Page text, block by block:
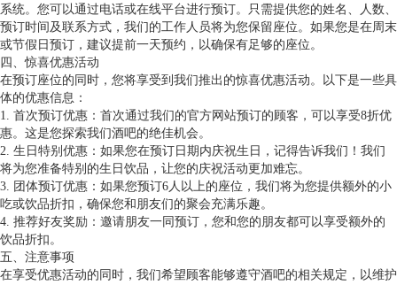
系统。您可以通过电话或在线平台进行预订。只需提供您的姓名、人数、
预订时间及联系方式，我们的工作人员将为您保留座位。如果您是在周末
或节假日预订，建议提前一天预约，以确保有足够的座位。
四、惊喜优惠活动
在预订座位的同时，您将享受到我们推出的惊喜优惠活动。以下是一些具
体的优惠信息：
1. 首次预订优惠：首次通过我们的官方网站预订的顾客，可以享受8折优
惠。这是您探索我们酒吧的绝佳机会。
2. 生日特别优惠：如果您在预订日期内庆祝生日，记得告诉我们！我们
将为您准备特别的生日饮品，让您的庆祝活动更加难忘。
3. 团体预订优惠：如果您预订6人以上的座位，我们将为您提供额外的小
吃或饮品折扣，确保您和朋友们的聚会充满乐趣。
4. 推荐好友奖励：邀请朋友一同预订，您和您的朋友都可以享受额外的
饮品折扣。
五、注意事项
在享受优惠活动的同时，我们希望顾客能够遵守酒吧的相关规定，以维护